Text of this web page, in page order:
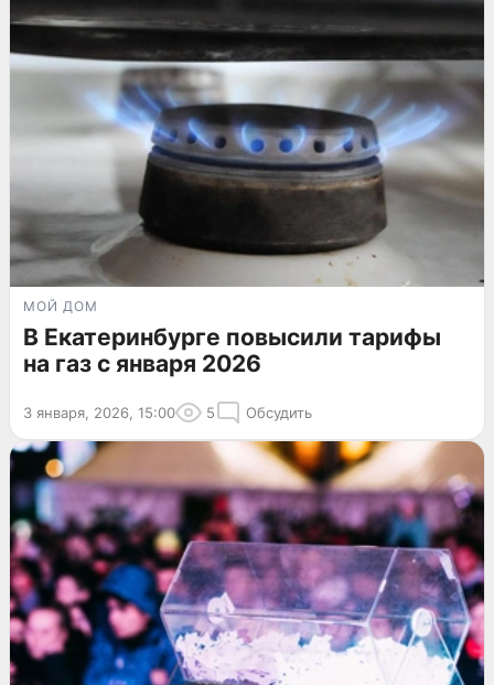
МОЙ ДОМ
В Екатеринбурге повысили тарифы
на газ с января 2026
3 января, 2026, 15:00 5 Обсудить